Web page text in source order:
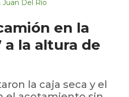
Juan Del Río
en la
a la altura de
la caja seca y el